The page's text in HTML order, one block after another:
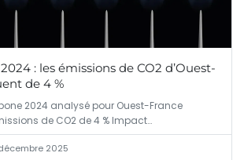
: les émissions de CO2 d’Ouest-
de 4 %
2024 analysé pour Ouest-France
de CO2 de 4 % Impact…
2025